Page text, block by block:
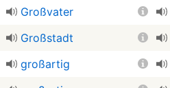
Großvater
Großstadt
großartig